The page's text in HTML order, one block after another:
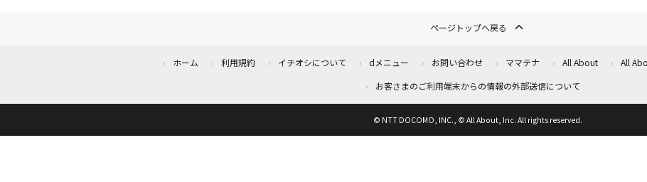
ページトップへ戻る
ホーム 利用規約 イチオシについて dメニュー お問い合わせ ママテナ All About All
お客さまのご利用端末からの情報の外部送信について
© NTT DOCOMO, INC., © All About, Inc. All rights reserved.